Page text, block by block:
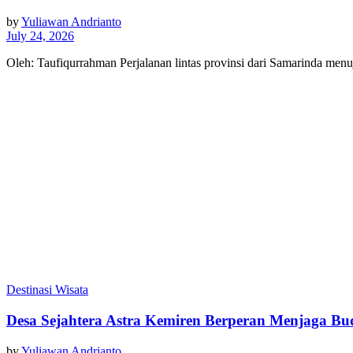
byYuliawan Andrianto
July 24, 2026
Oleh: Taufiqurrahman Perjalanan lintas provinsi dari Samarinda
Destinasi Wisata
Desa Sejahtera Astra Kemiren Berperan Menjaga